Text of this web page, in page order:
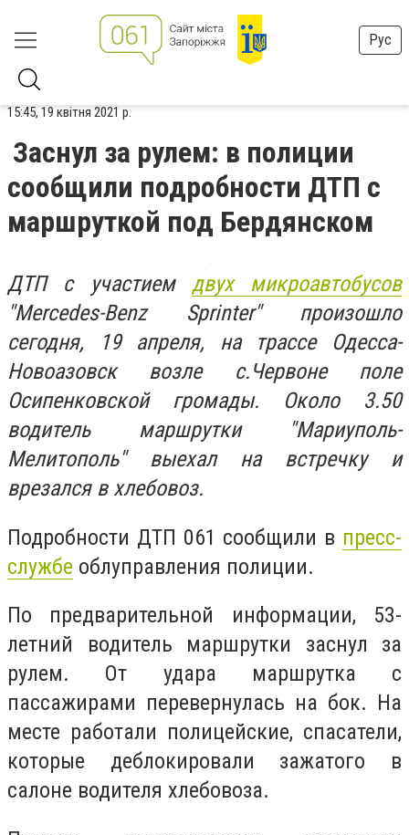
Рус
15:45, 19 квітня 2021 р.
Заснул за рулем: в полиции
сообщили подробности ДТП с
маршруткой под Бердянском
ДТП с участием двух микроавтобусов
"Mercedes-Benz Sprinter" произошло
сегодня, 19 апреля, на трассе Одесса-
Новоазовск возле с.Червоне поле
Осипенковской громады. Около 3.50
водитель маршрутки "Мариуполь-
Мелитополь" выехал на встречку и
врезался в хлебовоз.
Подробности ДТП 061 сообщили в пресс-
службе облуправления полиции.
По предварительной информации, 53-
летний водитель маршрутки заснул за
рулем. От удара маршрутка с
пассажирами перевернулась на бок. На
месте работали полицейские, спасатели,
которые деблокировали зажатого в
салоне водителя хлебовоза.